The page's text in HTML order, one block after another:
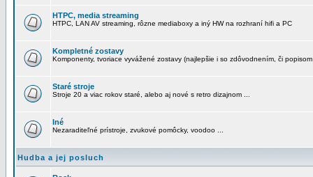
HTPC, media streaming
HTPC, LAN AV streaming, rôzne mediaboxy a iný HW na rozhraní hifi a PC
Kompletné zostavy
Komponenty, tvoriace vyvážené zostavy (najlepšie i so zdôvodnením, či
Staré stroje
Stroje 20 a viac rokov staré, alebo aj nové s retro dizajnom ...
Iné
Nezaraditeľné prístroje, zvukové pomôcky, voodoo ...
Hudba a jej posluch